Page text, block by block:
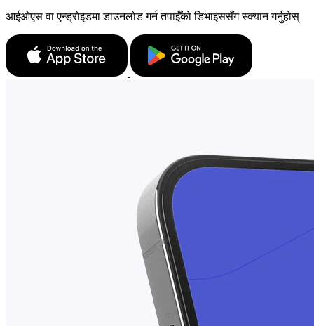
आईओएस वा एन्ड्रोइडमा डाउनलोड गर्न तपाईँको डिभाइससँग स्क्यान गर्नुहोस्